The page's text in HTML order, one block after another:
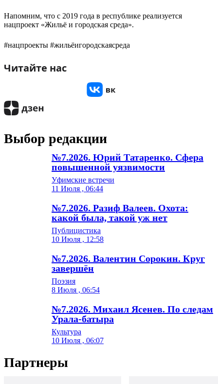
Напомним, что с 2019 года в республике реализуется
нацпроект «Жильё и городская среда».
#нацпроекты #жильёигородскаясреда
Читайте нас
Выбор редакции
№7.2026. Юрий Татаренко. Сфера
повышенной уязвимости
Уфимские встречи
11 Июля , 06:44
№7.2026. Разиф Валеев. Охота:
какой была, такой уж нет
Публицистика
10 Июля , 12:58
№7.2026. Валентин Сорокин. Круг
завершён
Поэзия
8 Июля , 06:54
№7.2026. Михаил Ясенев. По следам
Урала-батыра
Культура
10 Июля , 06:07
Партнеры